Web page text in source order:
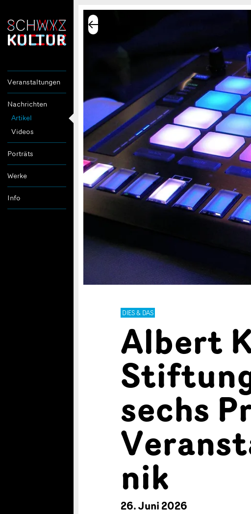
Veranstaltungen
Nachrichten
Artikel
Videos
Porträts
Werke
Info
DIES & DAS
Albert
sechs
nik
26. Juni 2026